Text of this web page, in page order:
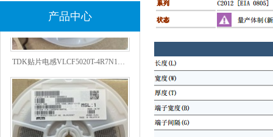
产品中心
TDK贴片电感VLCF5020T-4R7N1R7-1